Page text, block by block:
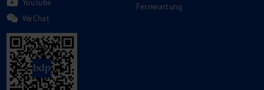
YouTube
WeChat
Fernwartung